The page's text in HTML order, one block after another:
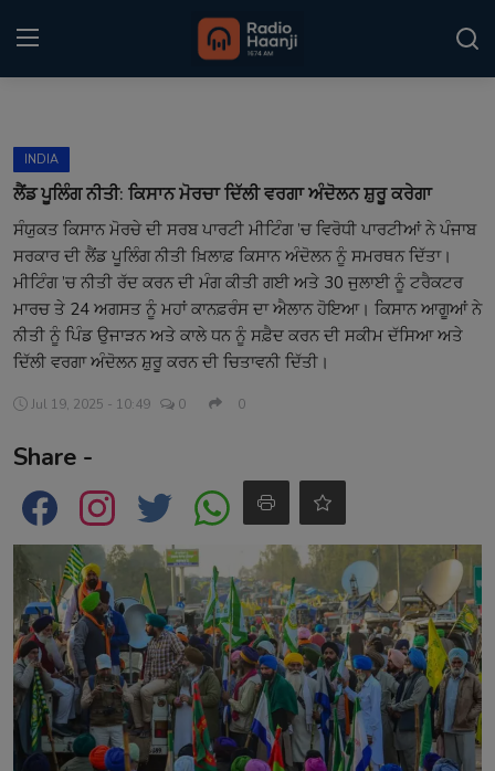
Home
Punjabi Podcast
Kitaab Kahani
Gallery
Contact
INDIA
ਲੈਂਡ ਪੂਲਿੰਗ ਨੀਤੀ: ਕਿਸਾਨ ਮੋਰਚਾ ਦਿੱਲੀ ਵਰਗਾ ਅੰਦੋਲਨ ਸ਼ੁਰੂ ਕਰੇਗਾ
ਸੰਯੁਕਤ ਕਿਸਾਨ ਮੋਰਚੇ ਦੀ ਸਰਬ ਪਾਰਟੀ ਮੀਟਿੰਗ ’ਚ ਵਿਰੋਧੀ ਪਾਰਟੀਆਂ ਨੇ ਪੰਜਾਬ
ਸਰਕਾਰ ਦੀ ਲੈਂਡ ਪੂਲਿੰਗ ਨੀਤੀ ਖ਼ਿਲਾਫ਼ ਕਿਸਾਨ ਅੰਦੋਲਨ ਨੂੰ ਸਮਰਥਨ ਦਿੱਤਾ।
ਮੀਟਿੰਗ ’ਚ ਨੀਤੀ ਰੱਦ ਕਰਨ ਦੀ ਮੰਗ ਕੀਤੀ ਗਈ ਅਤੇ 30 ਜੁਲਾਈ ਨੂੰ ਟਰੈਕਟਰ
ਮਾਰਚ ਤੇ 24 ਅਗਸਤ ਨੂੰ ਮਹਾਂ ਕਾਨਫ਼ਰੰਸ ਦਾ ਐਲਾਨ ਹੋਇਆ। ਕਿਸਾਨ ਆਗੂਆਂ ਨੇ
ਨੀਤੀ ਨੂੰ ਪਿੰਡ ਉਜਾੜਨ ਅਤੇ ਕਾਲੇ ਧਨ ਨੂੰ ਸਫ਼ੈਦ ਕਰਨ ਦੀ ਸਕੀਮ ਦੱਸਿਆ ਅਤੇ
ਦਿੱਲੀ ਵਰਗਾ ਅੰਦੋਲਨ ਸ਼ੁਰੂ ਕਰਨ ਦੀ ਚਿਤਾਵਨੀ ਦਿੱਤੀ।
Jul 19, 2025 - 10:49 0 0
Share -